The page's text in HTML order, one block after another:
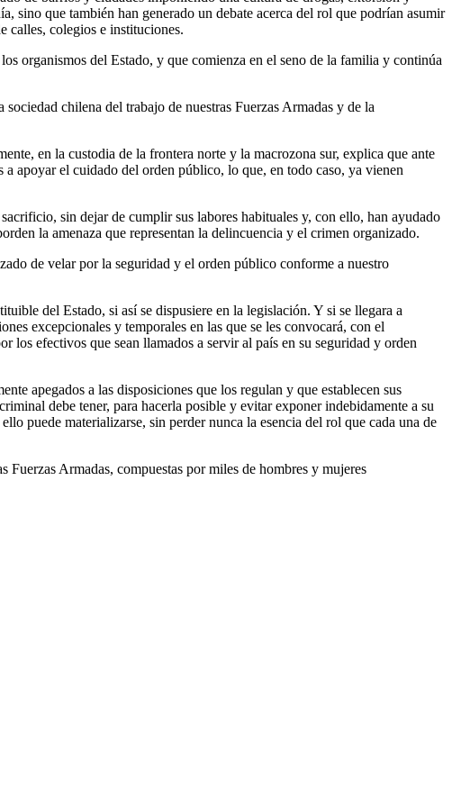
sino que también han generado un debate acerca del rol que podrían asumir
calles, colegios e instituciones.
organismos del Estado, y que comienza en el seno de la familia y continúa
chilena del trabajo de nuestras Fuerzas Armadas y de la
en la custodia de la frontera norte y la macrozona sur, explica que ante
apoyar el cuidado del orden público, lo que, en todo caso, ya vienen
sin dejar de cumplir sus labores habituales y, con ello, han ayudado
la amenaza que representan la delincuencia y el crimen organizado.
de velar por la seguridad y el orden público conforme a nuestro
del Estado, si así se dispusiere en la legislación. Y si se llegara a
excepcionales y temporales en las que se les convocará, con el
efectivos que sean llamados a servir al país en su seguridad y orden
apegados a las disposiciones que los regulan y que establecen sus
debe tener, para hacerla posible y evitar exponer indebidamente a su
puede materializarse, sin perder nunca la esencia del rol que cada una de
Armadas, compuestas por miles de hombres y mujeres